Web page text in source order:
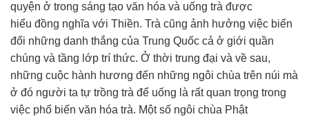
quyện ở trong sáng tạo văn hóa và uống trà được
hiểu đồng nghĩa với Thiền. Trà cũng ảnh hưởng việc biến
đổi những danh thắng của Trung Quốc cả ở giới quần
chúng và tầng lớp trí thức. Ở thời trung đại và về sau,
những cuộc hành hương đến những ngôi chùa trên núi mà
ở đó người ta tự trồng trà để uống là rất quan trọng trong
việc phổ biến văn hóa trà. Một số ngôi chùa Phật